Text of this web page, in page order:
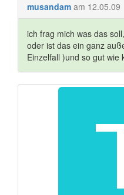
musandam am 12.05.09
ich frag mich was das
oder ist das ein ganz
Einzelfall )und so gut wie